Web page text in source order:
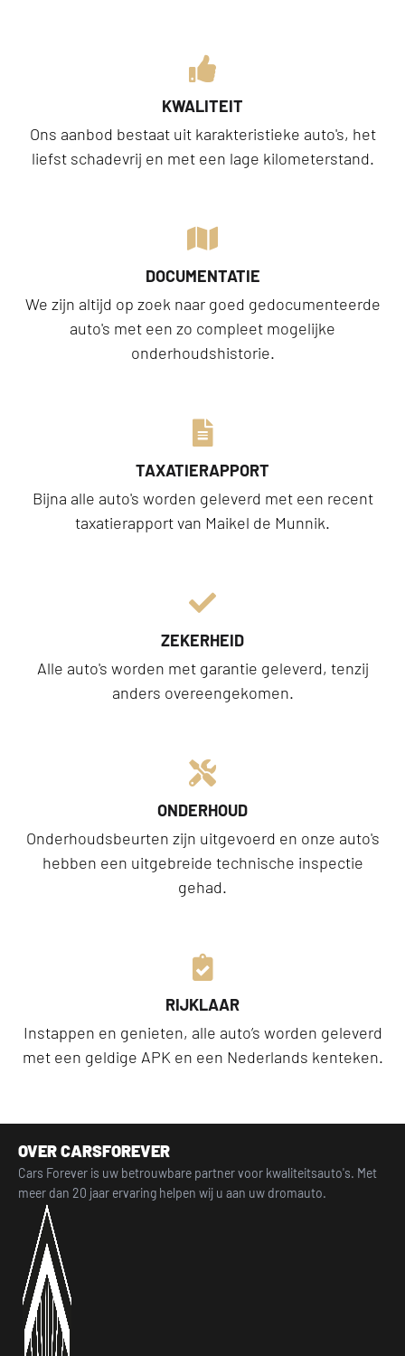
KWALITEIT
Ons aanbod bestaat uit karakteristieke auto's, het
liefst schadevrij en met een lage kilometerstand.
DOCUMENTATIE
We zijn altijd op zoek naar goed gedocumenteerde
auto's met een zo compleet mogelijke
onderhoudshistorie.
TAXATIERAPPORT
Bijna alle auto's worden geleverd met een recent
taxatierapport van Maikel de Munnik.
ZEKERHEID
Alle auto's worden met garantie geleverd, tenzij
anders overeengekomen.
ONDERHOUD
Onderhoudsbeurten zijn uitgevoerd en onze auto's
hebben een uitgebreide technische inspectie
gehad.
RIJKLAAR
Instappen en genieten, alle auto’s worden geleverd
met een geldige APK en een Nederlands kenteken.
OVER CARSFOREVER
Cars Forever is uw betrouwbare partner voor kwaliteitsauto's. Met
meer dan 20 jaar ervaring helpen wij u aan uw dromauto.